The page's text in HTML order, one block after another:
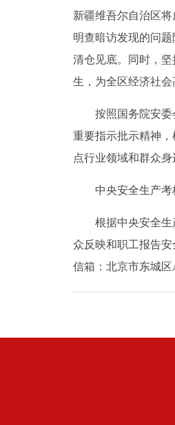
新疆维吾尔自治区
明查暗访发现的问
清仓见底。同时，
生，为全区经济社会
按照国务院安委会
重要指示批示精神
点行业领域和群众
中央安全生产考核
根据中央安全生产
众反映和职工报告安
信箱：北京市东城区